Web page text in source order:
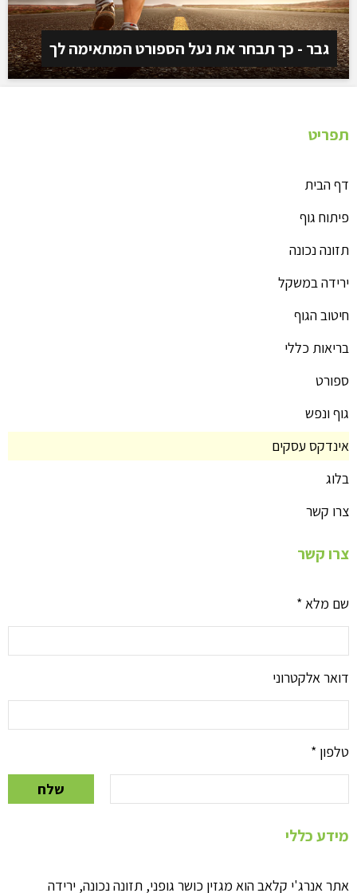
גבר - כך תבחר את נעל הספורט המתאימה לך
תפריט
דף הבית
פיתוח גוף
תזונה נכונה
ירידה במשקל
חיטוב הגוף
בריאות כללי
ספורט
גוף ונפש
אינדקס עסקים
בלוג
צרו קשר
צרו קשר
שם מלא *
דואר אלקטרוני
טלפון *
שלח
מידע כללי
אתר אנרג'י קלאב הוא מגזין כושר גופני, תזונה נכונה, ירידה